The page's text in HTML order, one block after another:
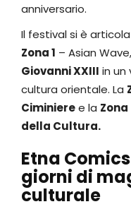
anniversario.
Il festival si è
Zona 1 – Asian
Giovanni XXIII in un
cultura orientale. La
Ciminieree la Zona
della Cultura.
Etna
giorni di
culturale